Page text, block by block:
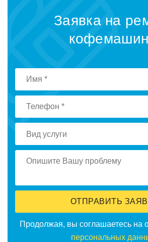
Заявка на
Вид услуги
ОТПРАВИТЬ
Продолжая, вы соглашаетесь на
персональных